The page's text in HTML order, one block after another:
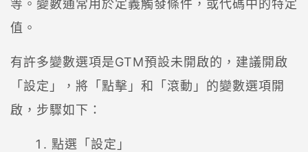
等。變數通常用於定義觸發條件，或代碼中的特定
值。
有許多變數選項是GTM預設未開啟的，建議開啟
「設定」，將「點擊」和「滾動」的變數選項開
啟，步驟如下：
點選「設定」